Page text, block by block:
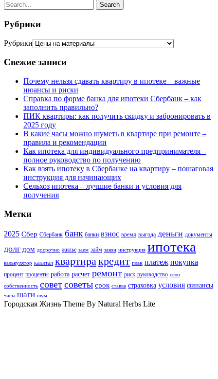
Рубрики
Рубрики
Свежие записи
Почему нельзя сдавать квартиру в ипотеке – важные
нюансы и риски
Справка по форме банка для ипотеки Сбербанк – как
заполнить правильно?
ПИК квартиры: как получить скидку и забронировать в
2025 году
В какие часы можно шуметь в квартире при ремонте –
правила и рекомендации
Как ипотека для индивидуального предпринимателя –
полное руководство по получению
Как взять ипотеку в Сбербанке на квартиру – пошаговая
инструкция для начинающих
Сельхоз ипотека – лучшие банки и условия для
получения
Метки
2025 Сбер Сбербанк банк банки взнос время выгода деньги документы
долг дом досрочно жилье заем займ закон инструкция ипотека
калькулятор капитал квартиракредит план платеж покупка
процент проценты работа расчет ремонт риск руководство село
собственность советсоветы срок ставка страховка условия финансы
часы шаги шум
Городская Жизнь Theme By Natural Herbs Lite